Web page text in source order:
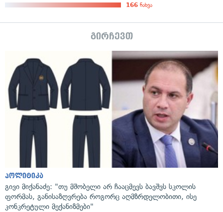
166 ნახვა
გირჩევთ
პოლიტიკა
გივი მიქანაძე: "თუ მშობელი არ ჩააცმევს ბავშვს სკოლის
ფორმას, განისაზღვრება როგორც აღმზრდელობითი, ისე
კონკრეტული მექანიზმები"